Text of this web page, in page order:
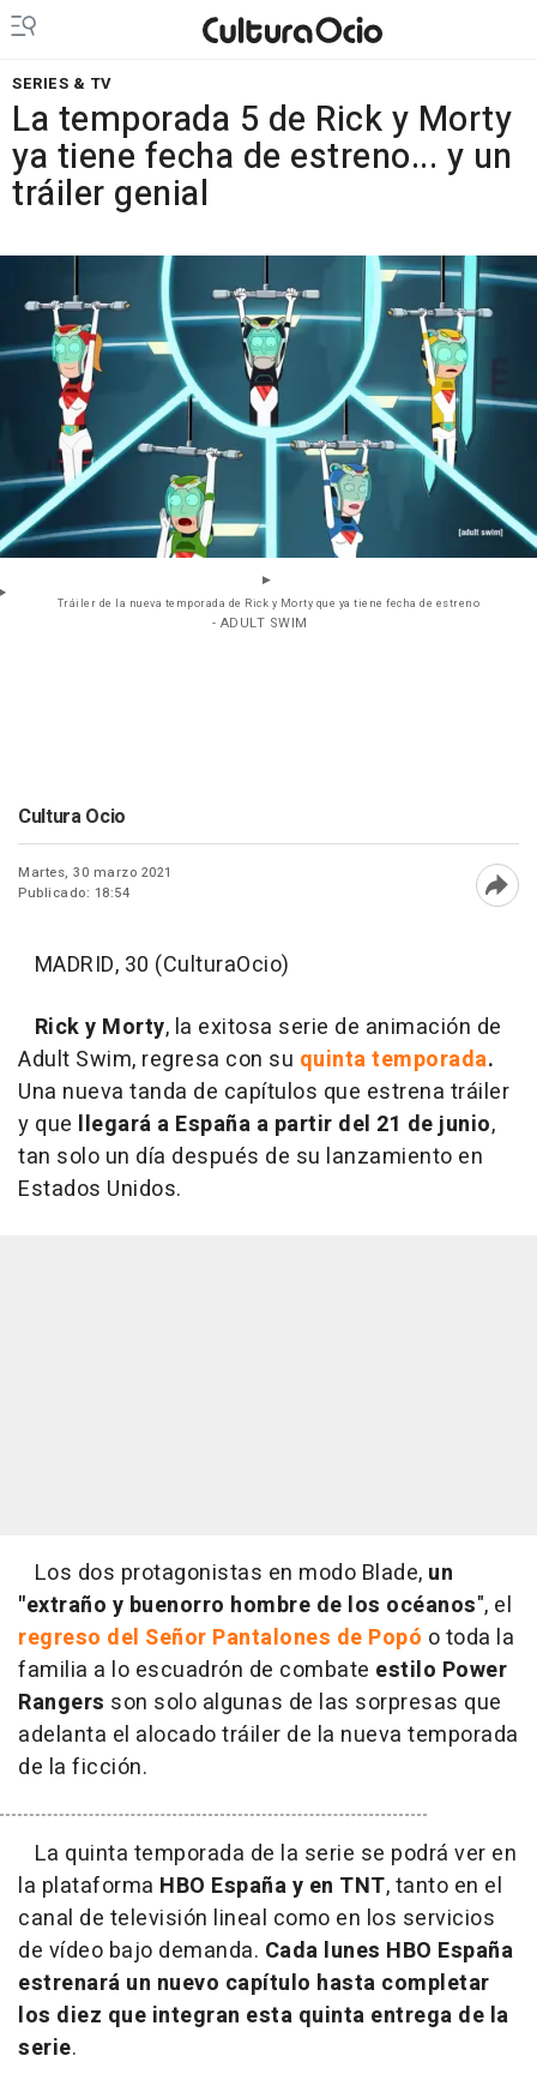
SERIES & TV
La temporada 5 de Rick y Morty
ya tiene fecha de estreno... y un
tráiler genial
Tráiler de la nueva temporada de Rick y Morty que ya tiene fecha de estreno
- ADULT SWIM
Cultura Ocio
Martes, 30 marzo 2021
Publicado: 18:54
MADRID, 30 (CulturaOcio)
Rick y Morty, la exitosa serie de animación de
Adult Swim, regresa con su quinta temporada.
Una nueva tanda de capítulos que estrena tráiler
y que llegará a España a partir del 21 de junio,
tan solo un día después de su lanzamiento en
Estados Unidos.
Los dos protagonistas en modo Blade, un
"extraño y buenorro hombre de los océanos", el
regreso del Señor Pantalones de Popó o toda la
familia a lo escuadrón de combate estilo Power
Rangers son solo algunas de las sorpresas que
adelanta el alocado tráiler de la nueva temporada
de la ficción.
La quinta temporada de la serie se podrá ver en
la plataforma HBO España y en TNT, tanto en el
canal de televisión lineal como en los servicios
de vídeo bajo demanda. Cada lunes HBO España
estrenará un nuevo capítulo hasta completar
los diez que integran esta quinta entrega de la
serie.